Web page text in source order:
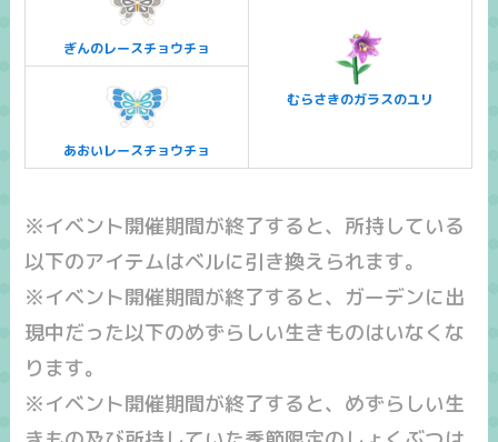
ぎんのレースチョウチョ
むらさきのガラスのユリ
あおいレースチョウチョ
※イベント開催期間が終了すると、所持している
以下のアイテムはベルに引き換えられます。
※イベント開催期間が終了すると、ガーデンに出
現中だった以下のめずらしい生きものはいなくな
ります。
※イベント開催期間が終了すると、めずらしい生